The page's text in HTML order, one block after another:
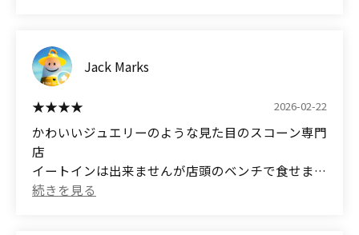
nice accent.
A sophisticated taste that isn't too sweet.
* Roasted Sweet Potato
Made with roasted Beni Haruka sweet potatoes.
The natural sweetness made this the most
memorable.
It can be stored frozen for about two weeks,
stars 😊
The photos show: White Chocolate Macadamia,
Sweet Potato Brûlée, and Plain.
(Translated by Google)
I've used their services several times.
I love iro's scones and crave them regularly. The
shop itself is also cute and lovely.
The scones are displayed like jewels, which is very
pretty.
Jack Marks
2026-02-22
かわいいジュエリーのような見た目のスコーン専門
店
イートインは出来ませんが店頭のベンチで食せま
す。